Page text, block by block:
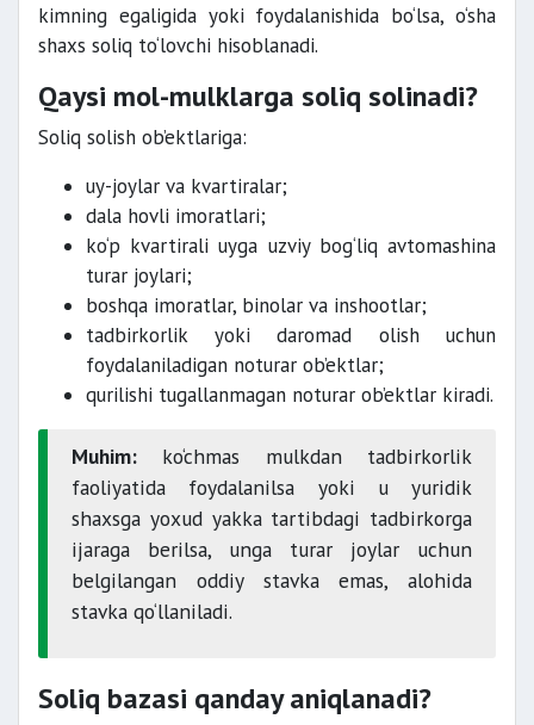
kimning egaligida yoki foydalanishida bo‘lsa, o‘sha
shaxs soliq to‘lovchi hisoblanadi.
Qaysi mol-mulklarga soliq solinadi?
Soliq solish ob’ektlariga:
uy-joylar va kvartiralar;
dala hovli imoratlari;
ko‘p kvartirali uyga uzviy bog‘liq avtomashina
turar joylari;
boshqa imoratlar, binolar va inshootlar;
tadbirkorlik yoki daromad olish uchun
foydalaniladigan noturar ob’ektlar;
qurilishi tugallanmagan noturar ob’ektlar kiradi.
Muhim: ko‘chmas mulkdan tadbirkorlik
faoliyatida foydalanilsa yoki u yuridik
shaxsga yoxud yakka tartibdagi tadbirkorga
ijaraga berilsa, unga turar joylar uchun
belgilangan oddiy stavka emas, alohida
stavka qo‘llaniladi.
Soliq bazasi qanday aniqlanadi?